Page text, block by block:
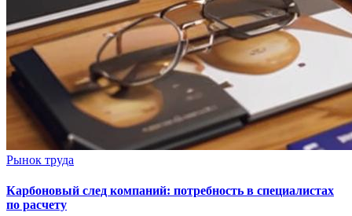
Рынок труда
Карбоновый след компаний: потребность в специалистах
по расчету